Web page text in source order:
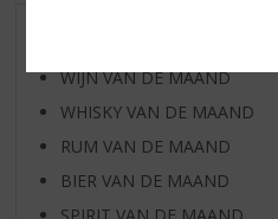
WIJN VAN DE MAAND
WHISKY VAN DE MAAND
RUM VAN DE MAAND
BIER VAN DE MAAND